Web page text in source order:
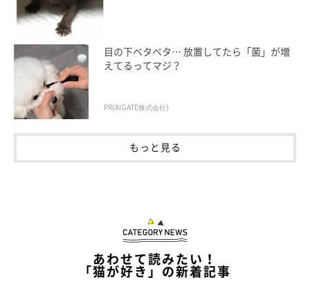
目の下ベタベタ… 放置してたら「菌」が増
えてるってマジ？
PR(AIGATE株式会社)
もっと見る
あわせて読みたい！
「猫が好き」の新着記事